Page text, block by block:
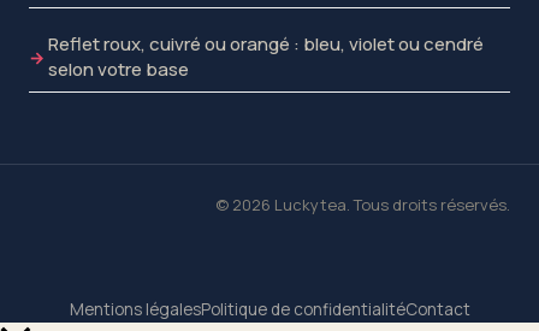
Reflet roux, cuivré ou orangé : bleu, violet ou cendré
selon votre base
© 2026 Luckytea. Tous droits réservés.
Mentions légalesPolitique de confidentialitéContact